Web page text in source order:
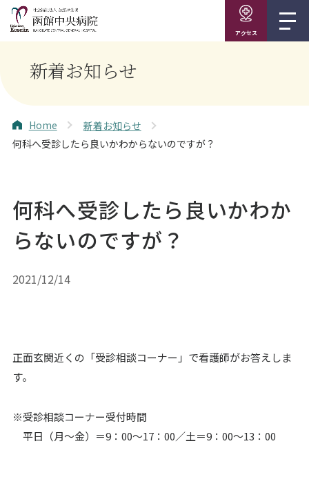
アクセス
新着お知らせ
Home
新着お知らせ
何科へ受診したら良いかわからないのですが？
何科へ受診したら良いかわか
らないのですが？
2021/12/14
正面玄関近くの「受診相談コーナー」で看護師がお答えしま
す。
※受診相談コーナー受付時間
平日（月～金）＝9：00～17：00／土＝9：00～13：00